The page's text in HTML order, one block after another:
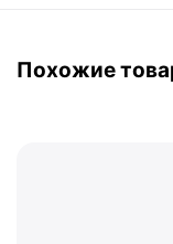
Похожие